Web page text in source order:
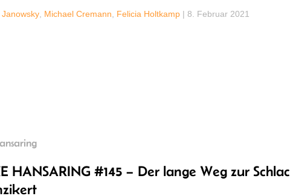
Michael Cremann Felicia Holtkamp | 8. Februar 2021
HANSARING #145 – Der lange Weg zur